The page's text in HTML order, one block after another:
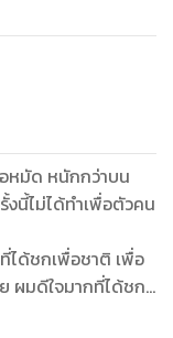
หมัด หนักกว่าบน
งนี้ไม่ได้ทำเพื่อตัวคน
ได้ชกเพื่อชาติ เพื่อ
ผมดีใจมากที่ได้ชก